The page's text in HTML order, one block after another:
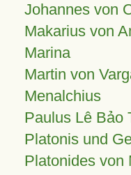
Johannes von
Makarius von
Marina
Martin von
Menalchius
Paulus Lê Bảo
Platonis und
Platonides von